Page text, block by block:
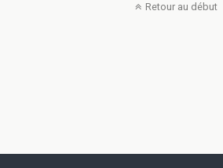
Retour au début